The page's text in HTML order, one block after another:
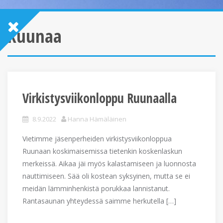
Ruunaa
Virkistysviikonloppu Ruunaalla
8.9.2022 Hanna Hämäläinen
Vietimme jäsenperheiden virkistysviikonloppua
Ruunaan koskimaisemissa tietenkin koskenlaskun
merkeissä. Aikaa jäi myös kalastamiseen ja luonnosta
nauttimiseen. Sää oli kostean syksyinen, mutta se ei
meidän lämminhenkistä porukkaa lannistanut.
Rantasaunan yhteydessä saimme herkutella […]